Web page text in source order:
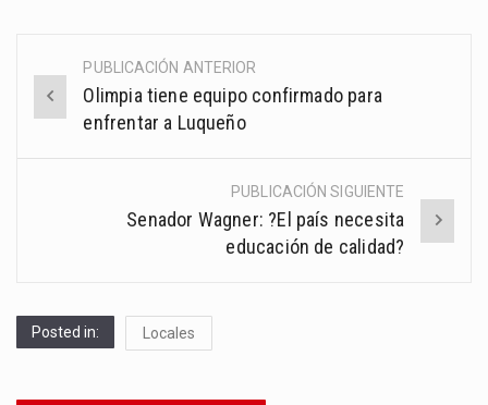
Post
navigation
PUBLICACIÓN ANTERIOR
Olimpia tiene equipo confirmado para
enfrentar a Luqueño
PUBLICACIÓN SIGUIENTE
Senador Wagner: ?El país necesita
educación de calidad?
Posted in: Locales